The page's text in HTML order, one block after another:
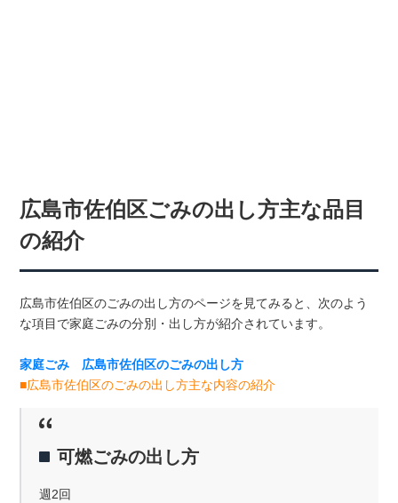
広島市佐伯区ごみの出し方主な品目
の紹介
広島市佐伯区のごみの出し方のページを見てみると、次のよう
な項目で家庭ごみの分別・出し方が紹介されています。
家庭ごみ 広島市佐伯区のごみの出し方
■広島市佐伯区のごみの出し方主な内容の紹介
可燃ごみの出し方
週2回